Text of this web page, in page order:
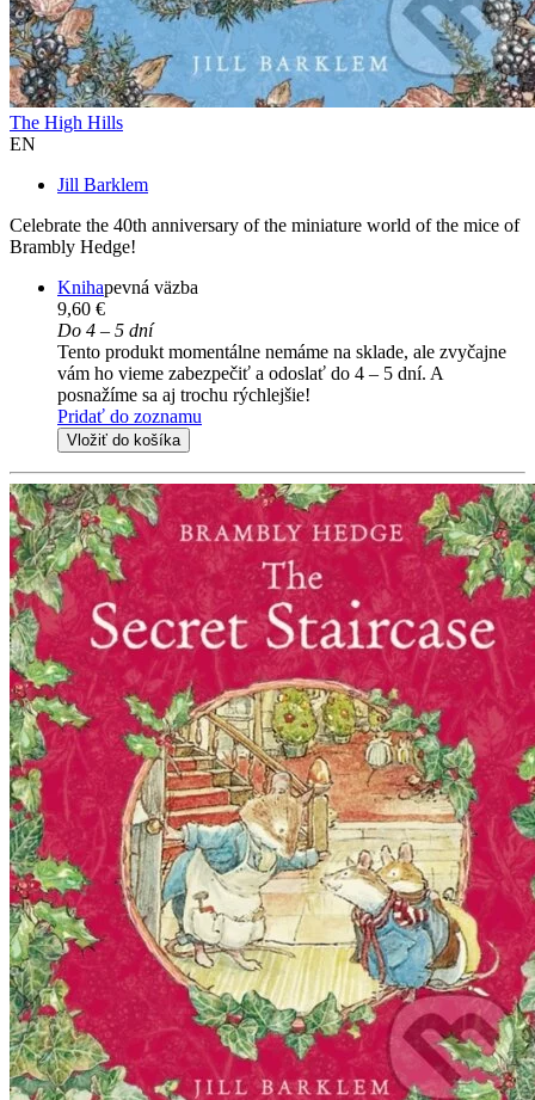
The High Hills
EN
Jill Barklem
Celebrate the 40th anniversary of the miniature world of the mice of
Brambly Hedge!
Knihapevná väzba
9,60 €
Do 4 – 5 dní
Tento produkt momentálne nemáme na sklade, ale zvyčajne
vám ho vieme zabezpečiť a odoslať do 4 – 5 dní. A
posnažíme sa aj trochu rýchlejšie!
Pridať do zoznamu
Vložiť do košíka